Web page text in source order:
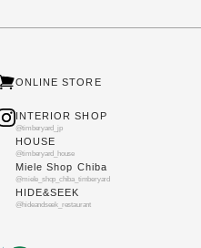
ONLINE STORE
INTERIOR SHOP
@timberyard_jp
HOUSE
@timberyard_house
Miele Shop Chiba
@miele_shop_chiba_timberyard
HIDE&SEEK
@hideandseek_restaurant